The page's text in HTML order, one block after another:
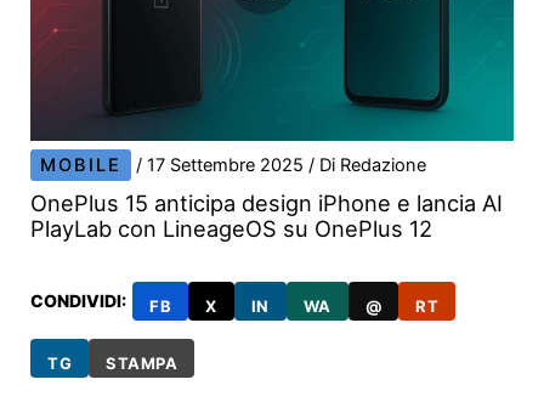
MOBILE /17 Settembre 2025/ Di Redazione
OnePlus 15 anticipa design iPhone e lancia AI
PlayLab con LineageOS su OnePlus 12
CONDIVIDI: FB X IN WA @ RT
TG STAMPA